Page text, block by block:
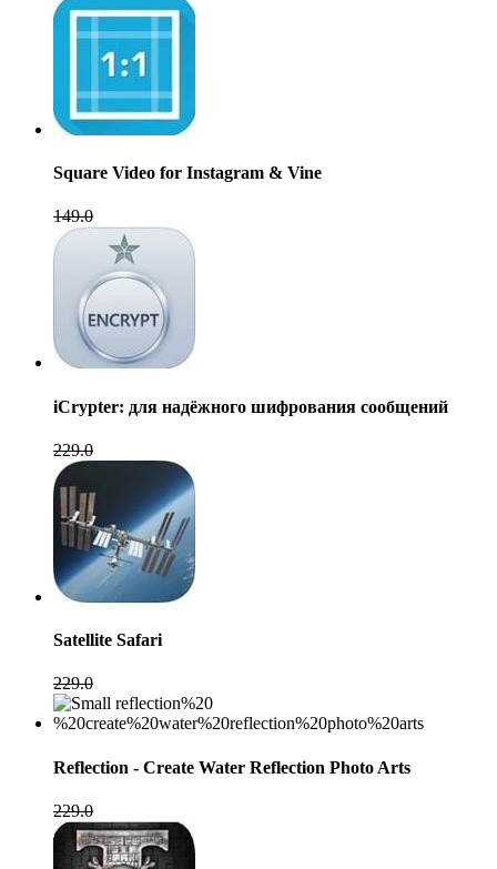
Square Video for Instagram & Vine
149.0
iCrypter: для надёжного шифрования сообщений
229.0
Satellite Safari
229.0
Reflection - Create Water Reflection Photo Arts
229.0